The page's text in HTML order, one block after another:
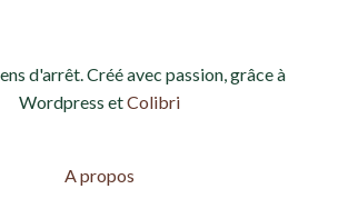
d'arrêt. Créé avec passion, grâce à
Wordpress etColibri
A propos